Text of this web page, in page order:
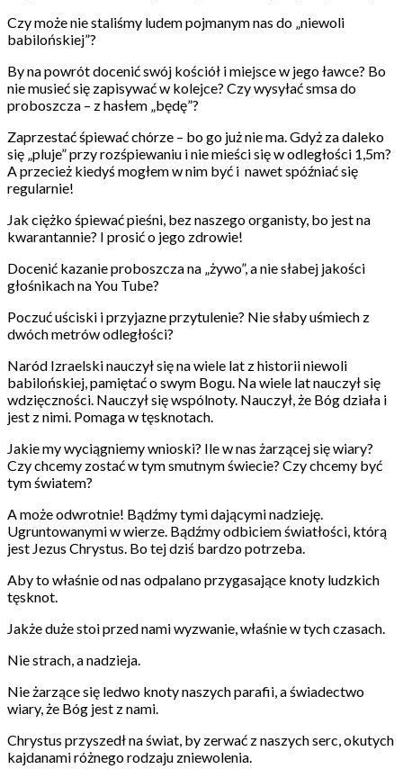
Czy może nie staliśmy ludem pojmanym nas do „niewoli
babilońskiej”?
By na powrót docenić swój kościół i miejsce w jego ławce? Bo
nie musieć się zapisywać w kolejce? Czy wysyłać smsa do
proboszcza – z hasłem „będę”?
Zaprzestać śpiewać chórze – bo go już nie ma. Gdyż za daleko
się „pluje” przy rozśpiewaniu i nie mieści się w odległości 1,5m?
A przecież kiedyś mogłem w nim być i nawet spóźniać się
regularnie!
Jak ciężko śpiewać pieśni, bez naszego organisty, bo jest na
kwarantannie? I prosić o jego zdrowie!
Docenić kazanie proboszcza na „żywo”, a nie słabej jakości
głośnikach na You Tube?
Poczuć uściski i przyjazne przytulenie? Nie słaby uśmiech z
dwóch metrów odległości?
Naród Izraelski nauczył się na wiele lat z historii niewoli
babilońskiej, pamiętać o swym Bogu. Na wiele lat nauczył się
wdzięczności. Nauczył się wspólnoty. Nauczył, że Bóg działa i
jest z nimi. Pomaga w tęsknotach.
Jakie my wyciągniemy wnioski? Ile w nas żarzącej się wiary?
Czy chcemy zostać w tym smutnym świecie? Czy chcemy być
tym światem?
A może odwrotnie! Bądźmy tymi dającymi nadzieję.
Ugruntowanymi w wierze. Bądźmy odbiciem światłości, którą
jest Jezus Chrystus. Bo tej dziś bardzo potrzeba.
Aby to właśnie od nas odpalano przygasające knoty ludzkich
tęsknot.
Jakże duże stoi przed nami wyzwanie, właśnie w tych czasach.
Nie strach, a nadzieja.
Nie żarzące się ledwo knoty naszych parafii, a świadectwo
wiary, że Bóg jest z nami.
Chrystus przyszedł na świat, by zerwać z naszych serc, okutych
kajdanami różnego rodzaju zniewolenia.